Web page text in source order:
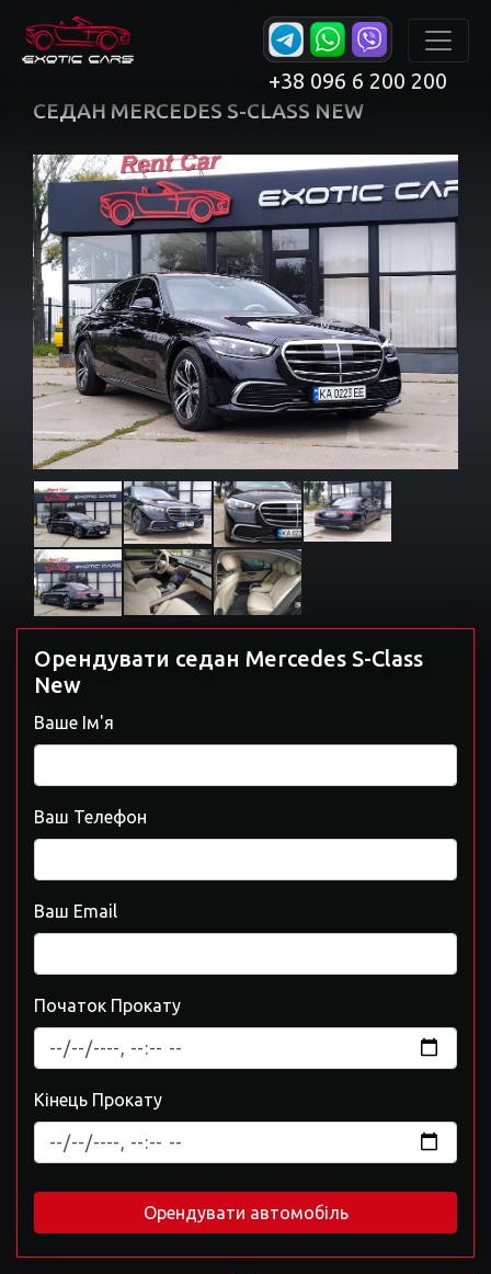
+38 096 6 200 200
СЕДАН MERCEDES S-CLASS NEW
Орендувати седан Mercedes S-Class
New
Ваше Ім'я
Ваш Телефон
Ваш Email
Початок Прокату
Кінець Прокату
Орендувати автомобіль